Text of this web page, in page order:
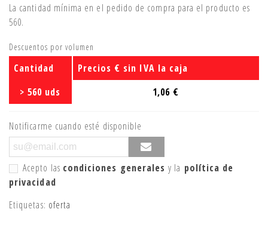
La cantidad mínima en el pedido de compra para el producto es
560.
Descuentos por volumen
Cantidad
Precios € sin IVA la caja
> 560 uds
1,06 €
Notificarme cuando esté disponible
Acepto las condiciones generalesy la política de
privacidad
Etiquetas: oferta